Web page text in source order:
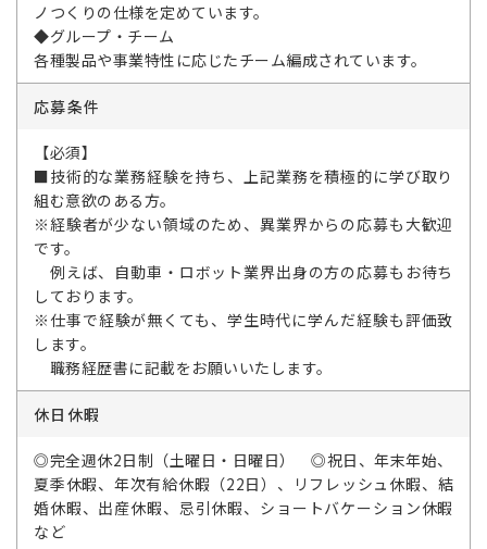
ノつくりの仕様を定めています。
◆グループ・チーム
各種製品や事業特性に応じたチーム編成されています。
応募条件
【必須】
■技術的な業務経験を持ち、上記業務を積極的に学び取り
組む意欲のある方。
※経験者が少ない領域のため、異業界からの応募も大歓迎
です。
例えば、自動車・ロボット業界出身の方の応募もお待ち
しております。
※仕事で経験が無くても、学生時代に学んだ経験も評価致
します。
職務経歴書に記載をお願いいたします。
休日休暇
◎完全週休2日制（土曜日・日曜日） ◎祝日、年末年始、
夏季休暇、年次有給休暇（22日）、リフレッシュ休暇、結
婚休暇、出産休暇、忌引休暇、ショートバケーション休暇
など